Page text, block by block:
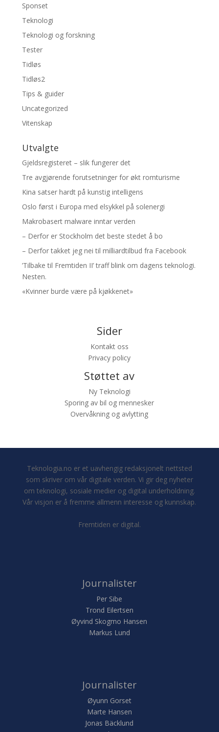
Sponset
Teknologi
Teknologi og forskning
Tester
Tidløs
Tidløs2
Tips & guider
Uncategorized
Vitenskap
Utvalgte
Gjeldsregisteret – slik fungerer det
Tre avgjørende forutsetninger for økt romturisme
Kina satser hardt på kunstig intelligens
Oslo først i Europa med elsykkel på solenergi
Makrobasert malware inntar verden
– Derfor er Stockholm det beste stedet å bo
– Derfor takket jeg nei til milliardtilbud fra Facebook
’Tilbake til Fremtiden II’ traff blink om dagens teknologi.
Nesten.
«Kvinner burde være på kjøkkenet»
Sider
Kontakt oss
Privacy policy
Støttet av
Ny Teknologi
Sporing av bil og mennesker
Overvåkning og avlytting
Teknologia.no er et uavhengig redaksjonelt nettsted
som skriver om vår digitale verden. Vi gir deg nyheter
om teknologi, sosiale medier og digital underholdning.
Vår visjon er å fremme allmenn interesse og kunnskap.
Fremtiden er digital.
Journalister
Per Sibe
Trond Eilertsen
Øyvind Skogmo Hansen
Markus Lund
Journalister
Øyunn Gorset
Marte Hansen
Jonas Bäcklund